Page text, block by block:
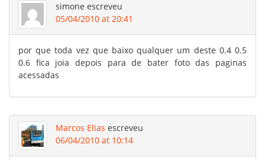
simone escreveu
05/04/2010 at 20:41
por que toda vez que baixo qualquer um deste 0.4 0.5
0.6 fica joia depois para de bater foto das paginas
acessadas
Marcos Elias escreveu
06/04/2010 at 10:14